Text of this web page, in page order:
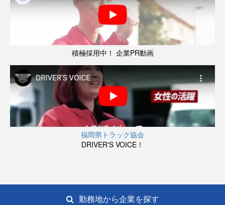
積極採用中！ 企業PR動画
福岡県トラック協会
DRIVER'S VOICE！
勤務地から企業を探す